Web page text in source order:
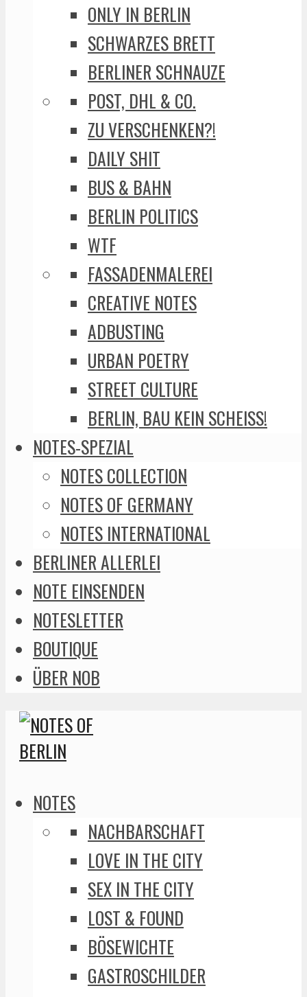
ONLY IN BERLIN
SCHWARZES BRETT
BERLINER SCHNAUZE
POST, DHL & CO.
ZU VERSCHENKEN?!
DAILY SHIT
BUS & BAHN
BERLIN POLITICS
WTF
FASSADENMALEREI
CREATIVE NOTES
ADBUSTING
URBAN POETRY
STREET CULTURE
BERLIN, BAU KEIN SCHEISS!
NOTES-SPEZIAL
NOTES COLLECTION
NOTES OF GERMANY
NOTES INTERNATIONAL
BERLINER ALLERLEI
NOTE EINSENDEN
NOTESLETTER
BOUTIQUE
ÜBER NOB
NOTES
NACHBARSCHAFT
LOVE IN THE CITY
SEX IN THE CITY
LOST & FOUND
BÖSEWICHTE
GASTROSCHILDER